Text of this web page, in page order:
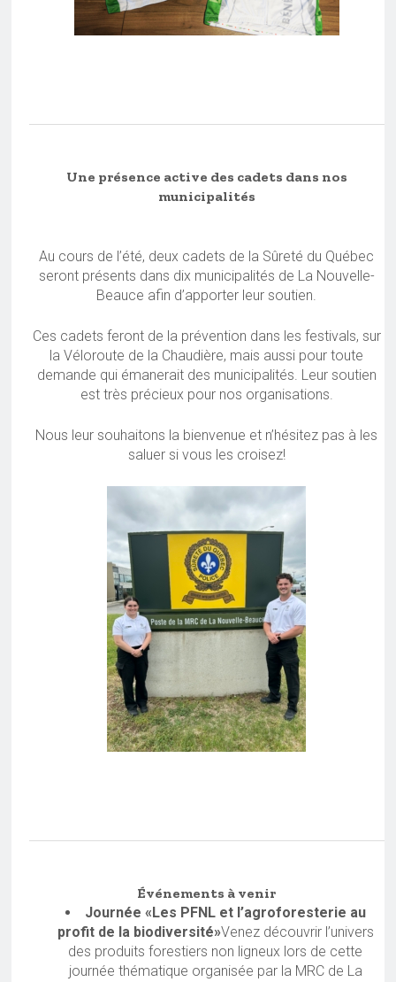
Une présence active des cadets dans nos
municipalités
Au cours de l’été, deux cadets de la Sûreté du Québec
seront présents dans dix municipalités de La Nouvelle-
Beauce afin d’apporter leur soutien.
Ces cadets feront de la prévention dans les festivals, sur
la Véloroute de la Chaudière, mais aussi pour toute
demande qui émanerait des municipalités. Leur soutien
est très précieux pour nos organisations.
Nous leur souhaitons la bienvenue et n’hésitez pas à les
saluer si vous les croisez!
Événements à venir
Journée «Les PFNL et l’agroforesterie au
profit de la biodiversité»Venez découvrir l’univers
des produits forestiers non ligneux lors de cette
journée thématique organisée par la MRC de La